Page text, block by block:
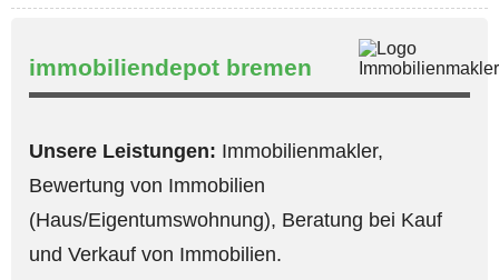
immobiliendepot bremen
Unsere Leistungen: Immobilienmakler,
Bewertung von Immobilien
(Haus/Eigentumswohnung), Beratung bei Kauf
und Verkauf von Immobilien.